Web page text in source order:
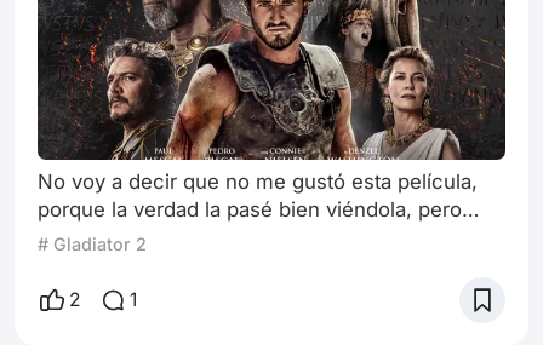
No voy a decir que no me gustó esta película,
porque la verdad la pasé bien viéndola, pero
hasta ahí. (De hecho la sumaría a mi listado de
entusiasmarme más, pero la misma película no
# Gladiator 2
2 1